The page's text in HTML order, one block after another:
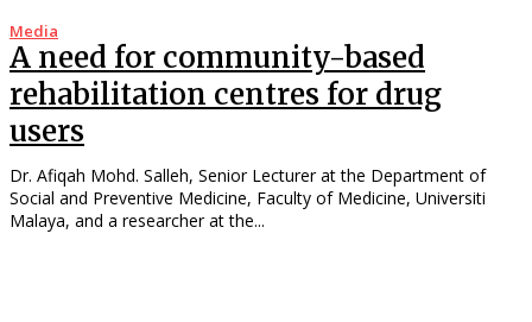
Media
A need for community-based
rehabilitation centres for drug
users
Dr. Afiqah Mohd. Salleh, Senior Lecturer at the Department of
Social and Preventive Medicine, Faculty of Medicine, Universiti
Malaya, and a researcher at the...